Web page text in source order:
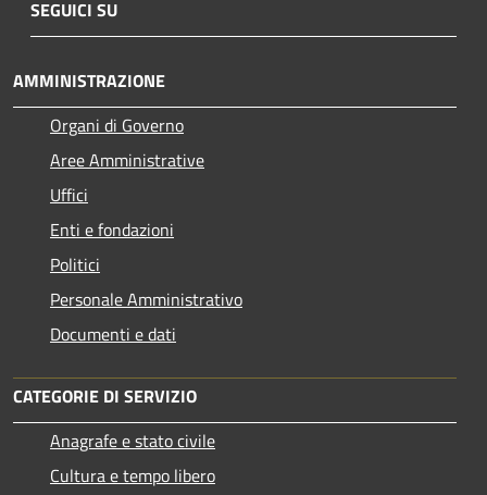
SEGUICI SU
AMMINISTRAZIONE
Organi di Governo
Aree Amministrative
Uffici
Enti e fondazioni
Politici
Personale Amministrativo
Documenti e dati
CATEGORIE DI SERVIZIO
Anagrafe e stato civile
Cultura e tempo libero